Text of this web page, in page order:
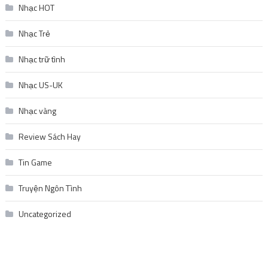
Nhạc HOT
Nhạc Trẻ
Nhạc trữ tình
Nhạc US-UK
Nhạc vàng
Review Sách Hay
Tin Game
Truyện Ngôn Tình
Uncategorized